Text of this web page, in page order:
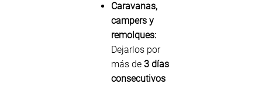
Caravanas,
campers y
remolques:
Dejarlos por
más de 3 días
consecutivos